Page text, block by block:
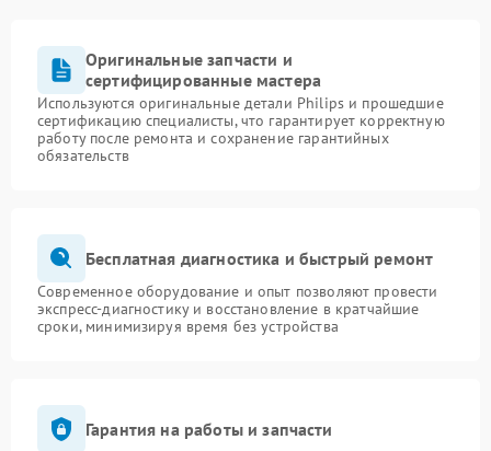
Оригинальные запчасти и
сертифицированные мастера
Используются оригинальные детали Philips и прошедшие
сертификацию специалисты, что гарантирует корректную
работу после ремонта и сохранение гарантийных
обязательств
Бесплатная диагностика и быстрый ремонт
Современное оборудование и опыт позволяют провести
экспресс-диагностику и восстановление в кратчайшие
сроки, минимизируя время без устройства
Гарантия на работы и запчасти